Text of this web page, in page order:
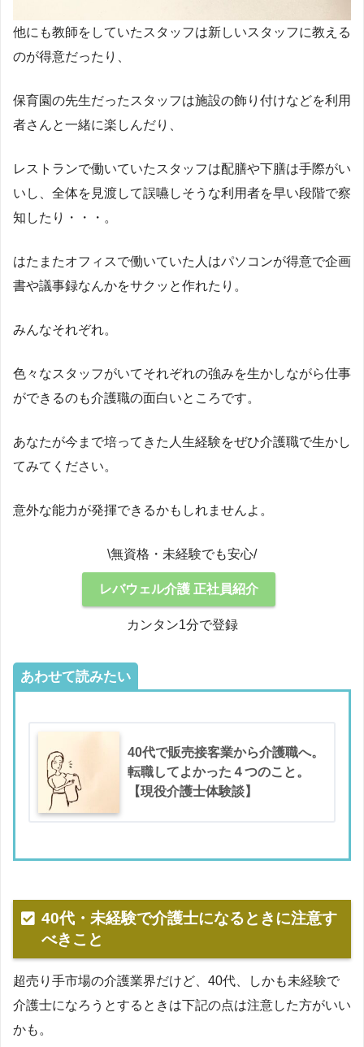
他にも教師をしていたスタッフは新しいスタッフに教える
のが得意だったり、
保育園の先生だったスタッフは施設の飾り付けなどを利用
者さんと一緒に楽しんだり、
レストランで働いていたスタッフは配膳や下膳は手際がい
いし、全体を見渡して誤嚥しそうな利用者を早い段階で察
知したり・・・。
はたまたオフィスで働いていた人はパソコンが得意で企画
書や議事録なんかをサクッと作れたり。
みんなそれぞれ。
色々なスタッフがいてそれぞれの強みを生かしながら仕事
ができるのも介護職の面白いところです。
あなたが今まで培ってきた人生経験をぜひ介護職で生かし
てみてください。
意外な能力が発揮できるかもしれませんよ。
\無資格・未経験でも安心/
レバウェル介護 正社員紹介
カンタン1分で登録
あわせて読みたい
40代で販売接客業から介護職へ。
転職してよかった４つのこと。
【現役介護士体験談】
40代・未経験で介護士になるときに注意す
べきこと
超売り手市場の介護業界だけど、40代、しかも未経験で
介護士になろうとするときは下記の点は注意した方がいい
かも。